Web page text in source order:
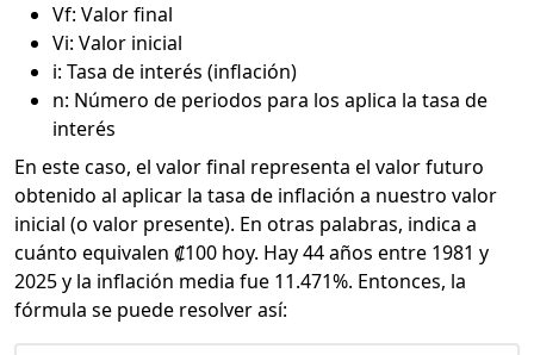
Vf: Valor final
Vi: Valor inicial
i: Tasa de interés (inflación)
n: Número de periodos para los aplica la tasa de
interés
En este caso, el valor final representa el valor futuro
obtenido al aplicar la tasa de inflación a nuestro valor
inicial (o valor presente). En otras palabras, indica a
cuánto equivalen ₡100 hoy. Hay 44 años entre 1981 y
2025 y la inflación media fue 11.471%. Entonces, la
fórmula se puede resolver así: